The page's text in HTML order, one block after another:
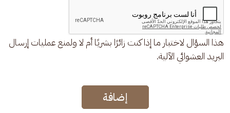
هذا السؤال لاختبار ما إذا كنت زائرًا بشريًا أم لا ولمنع عمليات إرسال
البريد العشوائي الآلية.
إضافة